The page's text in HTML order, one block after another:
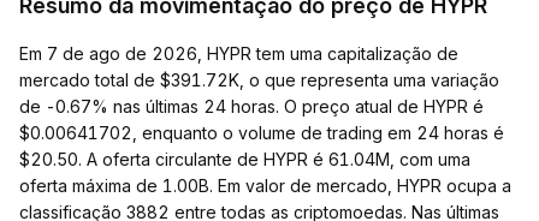
Resumo da movimentação do preço de HYPR
Em 7 de ago de 2026, HYPR tem uma capitalização de
mercado total de $391.72K, o que representa uma variação
de -0.67% nas últimas 24 horas. O preço atual de HYPR é
$0.00641702, enquanto o volume de trading em 24 horas é
$20.50. A oferta circulante de HYPR é 61.04M, com uma
oferta máxima de 1.00B. Em valor de mercado, HYPR ocupa a
classificação 3882 entre todas as criptomoedas. Nas últimas